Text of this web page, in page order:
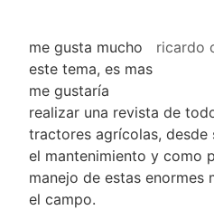
ricardo
me gusta mucho
este tema, es mas
me gustaría
realizar una revista de
tractores agrícolas, desde
el mantenimiento y como
manejo de estas enormes
el campo.